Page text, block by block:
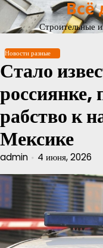
Перейти
содержимому
Всё
Строительные
Новости разные
Стало
россиянке,
рабство к
Мексике
admin 4 июня, 2026